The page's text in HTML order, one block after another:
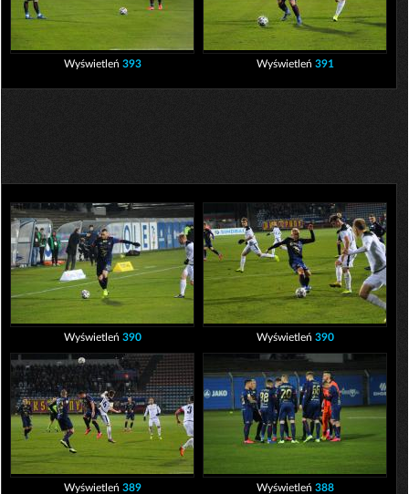
Wyświetleń 393 Wyświetleń 391
Wyświetleń 390 Wyświetleń 390
Wyświetleń 389 Wyświetleń 388